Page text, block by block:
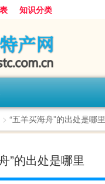
知识分类
> “五羊买海舟”的出处是哪里
”的出处是哪里